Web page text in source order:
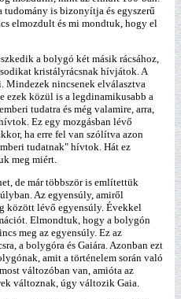
tudomány is bizonyítja és egyszerű
elmozdult és mi mondtuk, hogy el
a bolygó két másik rácsához,
kristályrácsnak hívjátok. A
nincsenek elválasztva
ezek közül is a legdinamikusabb a
tudatra és még valamire, arra,
Ez egy mozgásban lévő
ha erre fel van szólítva azon
tudatnak" hívtok. Hát ez
meg miért.
de már többször is említettük
Az egyensúly, amiről
között lévő egyensúly. Évekkel
Elmondtuk, hogy a bolygón
meg az egyensúly. Ez az
a bolygóra és Gaiára. Azonban ezt
amit a történelem során való
változóban van, amióta az
változnak, úgy változik Gaia.